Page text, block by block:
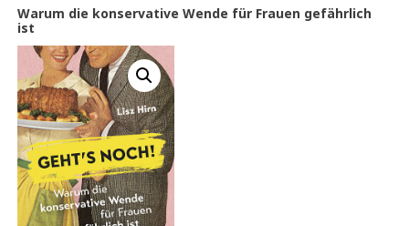
Warum die konservative Wende für Frauen gefährlich
ist